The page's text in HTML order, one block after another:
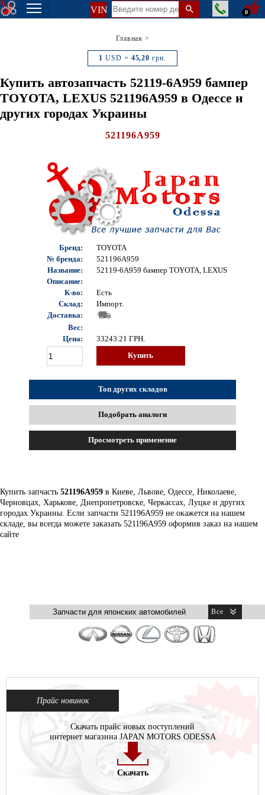
VIN 0
Главная >
1 USD = 45,20 грн.
Купить автозапчасть 52119-6A959 бампер
TOYOTA, LEXUS 521196A959 в Одессе и
других городах Украины
521196A959
Бренд:
TOYOTA
№ бренда:
521196A959
Название:
52119-6A959 бампер TOYOTA, LEXUS
Описание:
К-во:
Есть
Склад:
Импорт.
Доставка:
Вес:
Цена:
33243.21 ГРН.
Купить
Топ других складов
Подобрать аналоги
Просмотреть применение
Купить запчасть 521196A959 в Киеве, Львове, Одессе, Николаеве,
Черновцах, Харькове, Днепропетровске, Черкассах, Луцке и других
городах Украины. Если запчасти 521196A959 не окажется на нашем
складе, вы всегда можете заказать 521196A959 оформив заказ на нашем
сайте
Прайс новинок
Скачать прайс новых поступлений
интернет магазина JAPAN MOTORS ODESSA
Скачать